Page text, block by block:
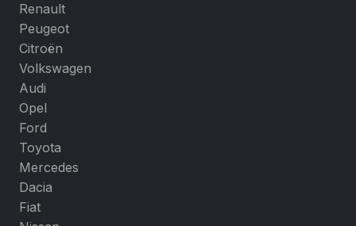
Renault
Peugeot
Citroën
Volkswagen
Audi
Opel
Ford
Toyota
Mercedes
Dacia
Fiat